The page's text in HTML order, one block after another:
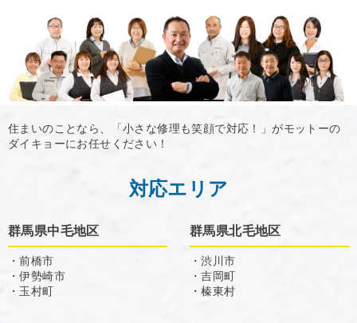
住まいのことなら、「小さな修理も笑顔で対応！」がモットーの
ダイキョーにお任せください！
対応エリア
群馬県中毛地区
・前橋市
・伊勢崎市
・玉村町
群馬県北毛地区
・渋川市
・吉岡町
・榛東村